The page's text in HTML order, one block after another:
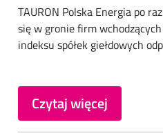
TAURON Polska Energia po
się w gronie firm
indeksu spółek giełdowych
Czytaj więcej